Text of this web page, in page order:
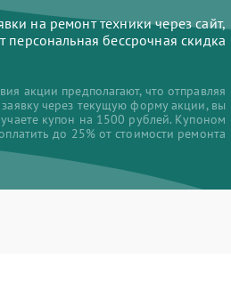
на ремонт техники через сайт,
персональная бессрочная скидка
акции предполагают, что отправляя
заявку через текущую форму акции, вы
купон на 1500 рублей. Купоном
до 25% от стоимости ремонта